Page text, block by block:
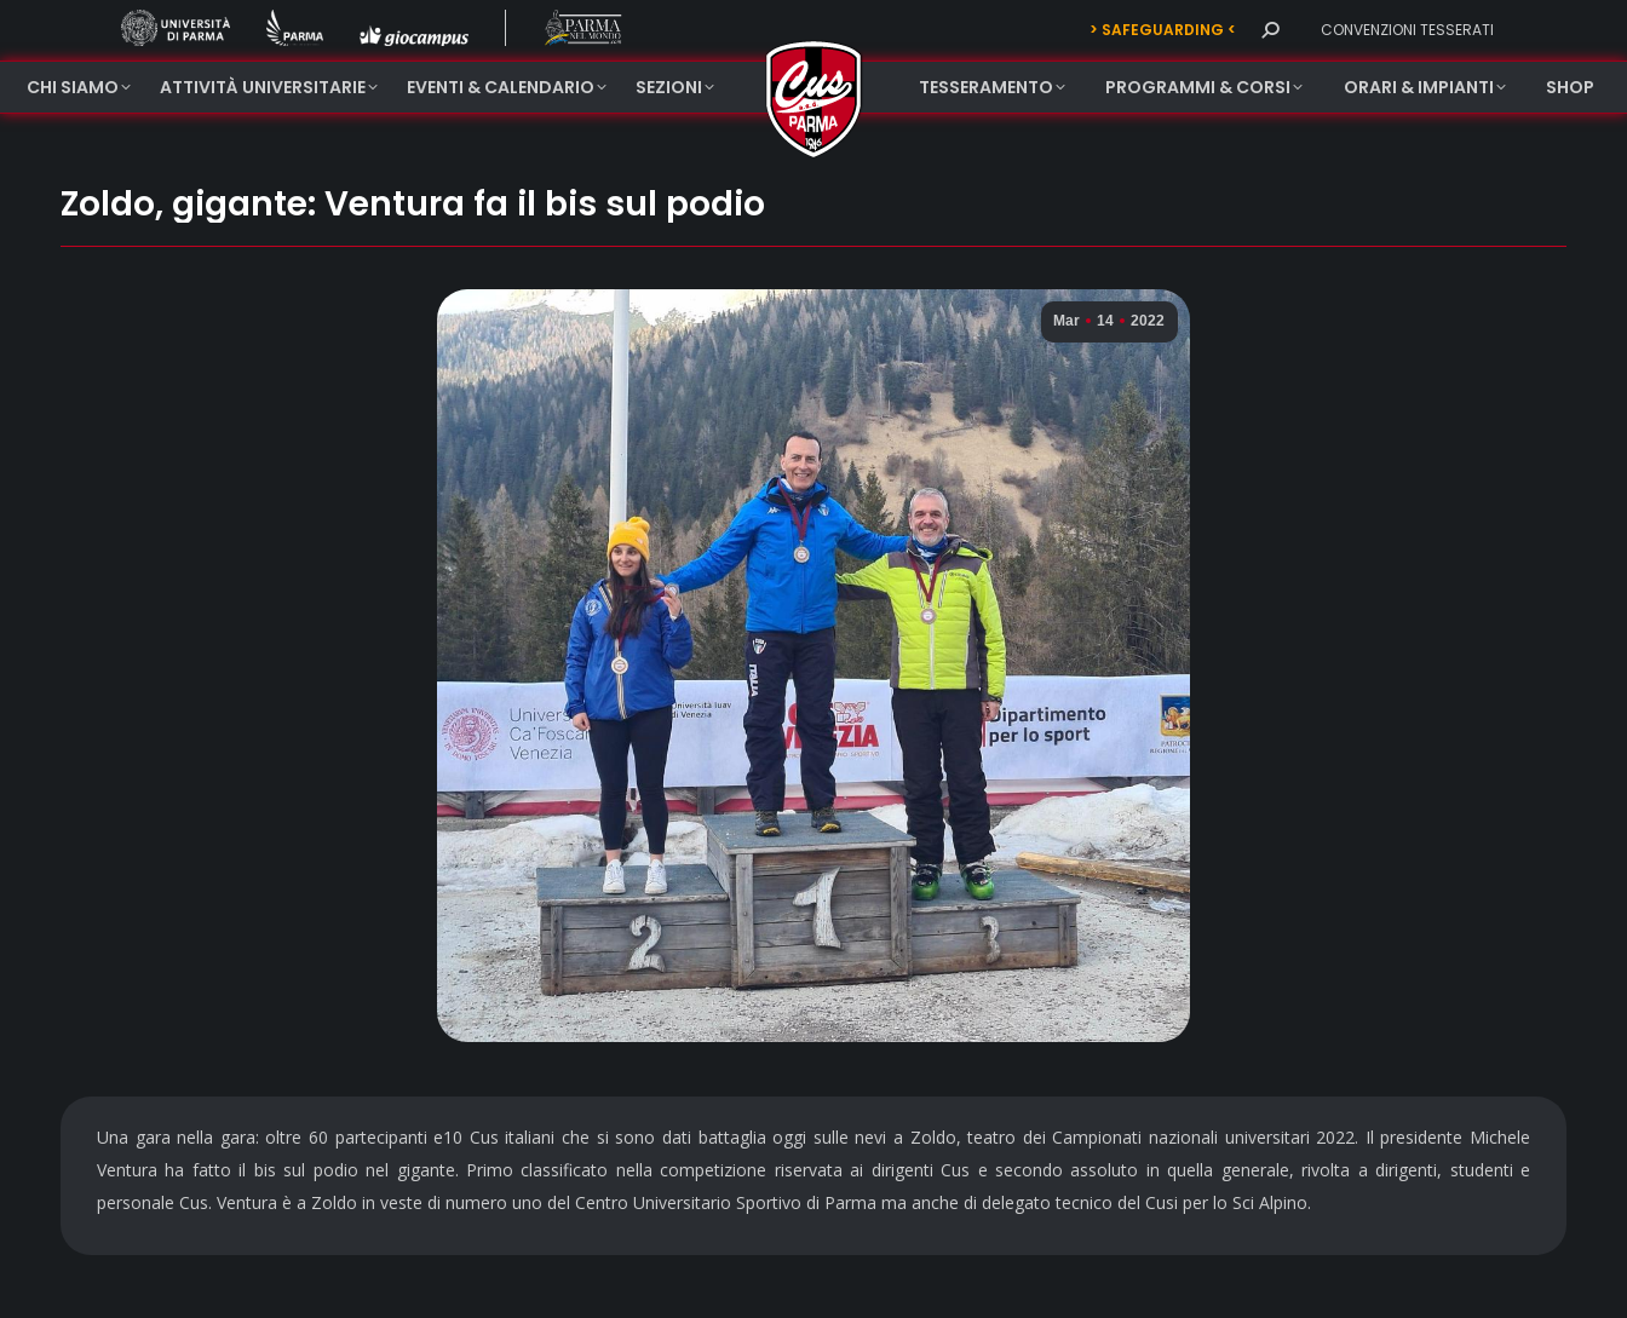
> SAFEGUARDING < Search: CONVENZIONI TESSERATI
CHI SIAMO ATTIVITÀ UNIVERSITARIE EVENTI & CALENDARIO SEZIONI TESSERAMENTO PROGRAMMI & CORSI ORARI & IMPIANTI SHOP
Zoldo, gigante: Ventura fa il bis sul podio
Mar 14 2022
Una gara nella gara: oltre 60 partecipanti e10 Cus italiani che si sono dati battaglia oggi sulle nevi a Zoldo, teatro dei Campionati nazionali universitari 2022. Il presidente Michele
Ventura ha fatto il bis sul podio nel gigante. Primo classificato nella competizione riservata ai dirigenti Cus e secondo assoluto in quella generale, rivolta a dirigenti, studenti e
personale Cus. Ventura è a Zoldo in veste di numero uno del Centro Universitario Sportivo di Parma ma anche di delegato tecnico del Cusi per lo Sci Alpino.